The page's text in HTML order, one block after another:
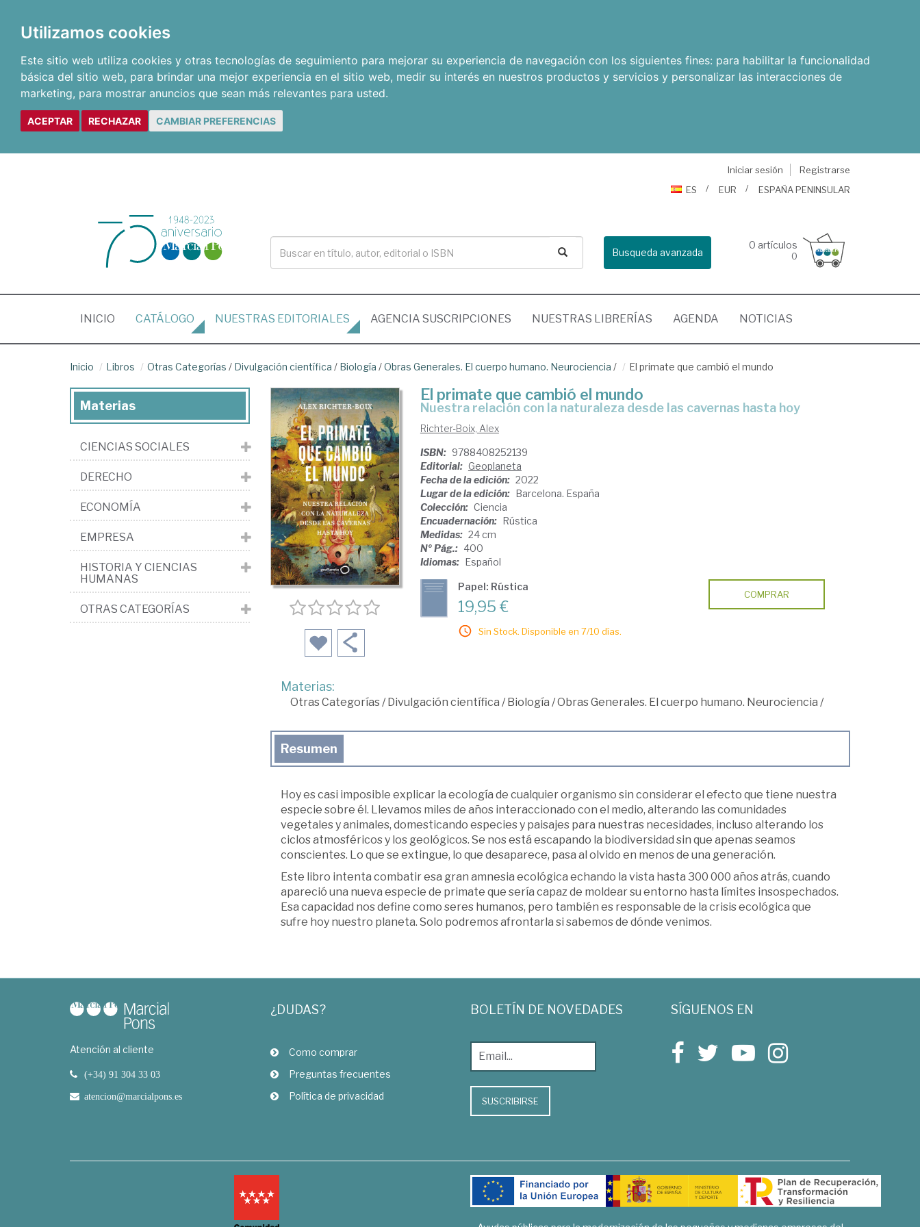
Utilizamos cookies
Este sitio web utiliza cookies y otras tecnologías de seguimiento para mejorar su experiencia de navegación con los siguientes fines: para habilitar la funcionalidad
básica del sitio web, para brindar una mejor experiencia en el sitio web, medir su interés en nuestros productos y servicios y personalizar las interacciones de
marketing, para mostrar anuncios que sean más relevantes para usted.
ACEPTAR RECHAZAR CAMBIAR PREFERENCIAS
Iniciar sesión
Registrarse
ES
EUR ESPAÑA PENINSULAR
Busqueda avanzada
0 artículos
0
INICIO (CURRENT)
CATÁLOGO NUESTRAS EDITORIALES AGENCIA SUSCRIPCIONES NUESTRAS LIBRERÍAS AGENDA NOTICIAS
Inicio Libros Otras Categorías / Divulgación científica / Biología /Obras Generales. El cuerpo humano. Neurociencia / El primate que cambió el mundo
El primate que cambió el mundo
nuestra relación con la naturaleza desde las cavernas hasta hoy
Richter-Boix, Alex
ISBN: 9788408252139
Editorial: Geoplaneta
Fecha de la edición: 2022
Lugar de la edición: Barcelona. España
Colección: Ciencia
Encuadernación: Rústica
Medidas: 24 cm
Nº Pág.: 400
Idiomas: Español
Papel: Rústica
19,95 €
Sin Stock. Disponible en 7/10 días.
COMPRAR
Materias:
Otras Categorías/ Divulgación científica / Biología /Obras Generales. El cuerpo humano. Neurociencia /
Resumen
Hoy es casi imposible explicar la ecología de cualquier organismo sin considerar el efecto que tiene nuestra
especie sobre él. Llevamos miles de años interaccionado con el medio, alterando las comunidades
vegetales y animales, domesticando especies y paisajes para nuestras necesidades, incluso alterando los
ciclos atmosféricos y los geológicos. Se nos está escapando la biodiversidad sin que apenas seamos
conscientes. Lo que se extingue, lo que desaparece, pasa al olvido en menos de una generación.
Este libro intenta combatir esa gran amnesia ecológica echando la vista hasta 300 000 años atrás, cuando
apareció una nueva especie de primate que sería capaz de moldear su entorno hasta límites insospechados.
Esa capacidad nos define como seres humanos, pero también es responsable de la crisis ecológica que
sufre hoy nuestro planeta. Solo podremos afrontarla si sabemos de dónde venimos.
Materias
CIENCIAS SOCIALES
DERECHO
ECONOMÍA
EMPRESA
HISTORIA Y CIENCIAS
HUMANAS
OTRAS CATEGORÍAS
Atención al cliente
(+34) 91 304 33 03
atencion@marcialpons.es
¿DUDAS?
Como comprar
Preguntas frecuentes
Política de privacidad
BOLETÍN DE NOVEDADES
SUSCRIBIRSE
SÍGUENOS EN